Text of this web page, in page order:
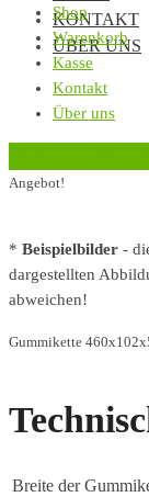
KONTAKT
ÜBER UNS
Shop
Warenkorb
Kasse
Kontakt
Über uns
Angebot!
* Beispielbilder -
dargestellten
abweichen!
Gummikette
Breite der